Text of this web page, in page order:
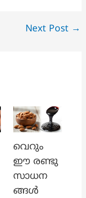
Next Post →
വെറും
ഈ രണ്ടു
സാധന
ങ്ങൾ